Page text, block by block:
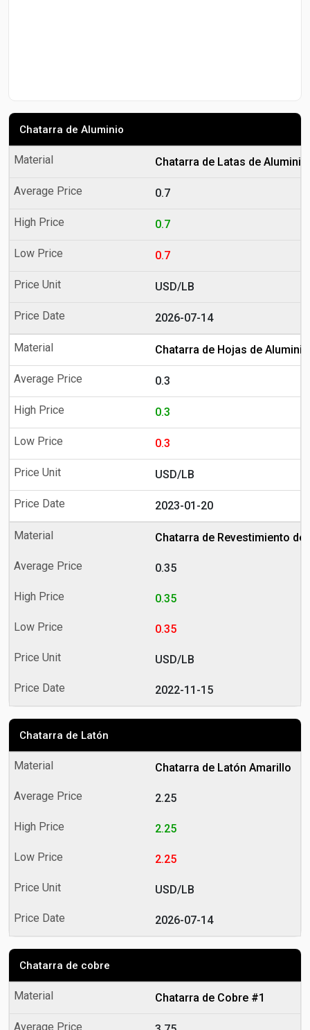
Chatarra de Aluminio
Chatarra de Latas de Aluminio
0.7
0.7
0.7
USD/LB
2026-07-14
Chatarra de Hojas de Aluminio
0.3
0.3
0.3
USD/LB
2023-01-20
Chatarra de Revestimiento de
0.35
0.35
0.35
USD/LB
2022-11-15
Chatarra de Latón
Chatarra de Latón Amarillo
2.25
2.25
2.25
USD/LB
2026-07-14
Chatarra de cobre
Chatarra de Cobre #1